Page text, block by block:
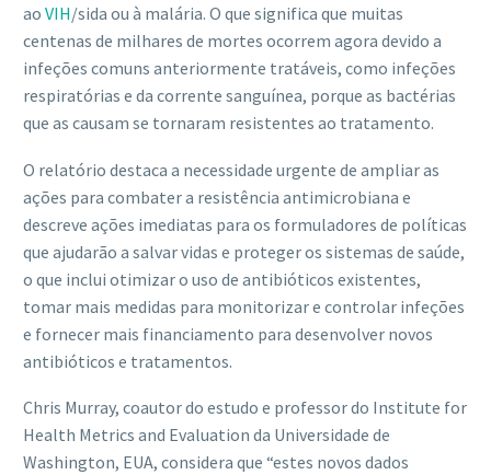
ao VIH/sida ou à malária. O que significa que muitas
centenas de milhares de mortes ocorrem agora devido a
infeções comuns anteriormente tratáveis, como infeções
respiratórias e da corrente sanguínea, porque as bactérias
que as causam se tornaram resistentes ao tratamento.
O relatório destaca a necessidade urgente de ampliar as
ações para combater a resistência antimicrobiana e
descreve ações imediatas para os formuladores de políticas
que ajudarão a salvar vidas e proteger os sistemas de saúde,
o que inclui otimizar o uso de antibióticos existentes,
tomar mais medidas para monitorizar e controlar infeções
e fornecer mais financiamento para desenvolver novos
antibióticos e tratamentos.
Chris Murray, coautor do estudo e professor do Institute for
Health Metrics and Evaluation da Universidade de
Washington, EUA, considera que “estes novos dados